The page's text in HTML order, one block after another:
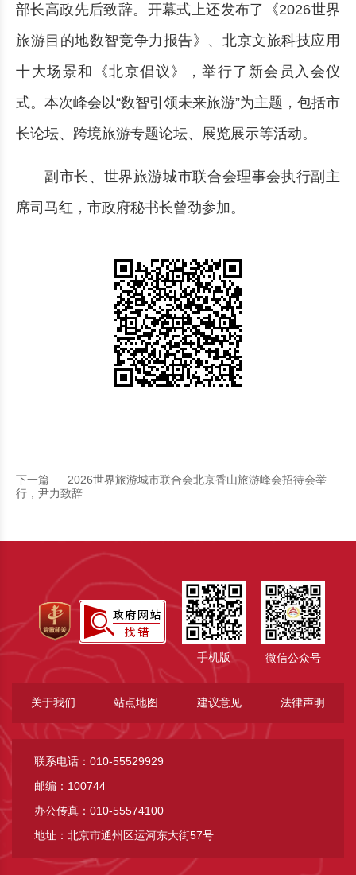
部长高政先后致辞。开幕式上还发布了《2026世界
旅游目的地数智竞争力报告》、北京文旅科技应用
十大场景和《北京倡议》，举行了新会员入会仪
式。本次峰会以“数智引领未来旅游”为主题，包括市
长论坛、跨境旅游专题论坛、展览展示等活动。
副市长、世界旅游城市联合会理事会执行副主
席司马红，市政府秘书长曾劲参加。
下一篇
2026世界旅游城市联合会北京香山旅游峰会招待会举
行，尹力致辞
手机版 微信公众号
关于我们 站点地图 建议意见 法律声明
联系电话：010-55529929
邮编：100744
办公传真：010-55574100
地址：北京市通州区运河东大街57号